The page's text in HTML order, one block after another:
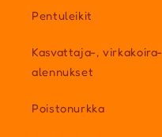
Pentuleikit
Kasvattaja-,
alennukset
Poistonurkka